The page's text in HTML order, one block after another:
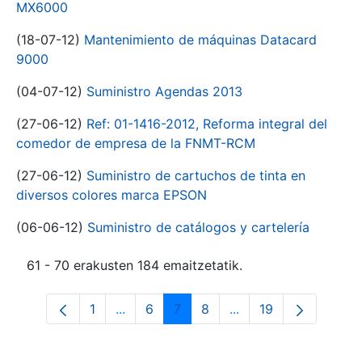
MX6000
(18-07-12) Mantenimiento de máquinas Datacard
9000
(04-07-12) Suministro Agendas 2013
(27-06-12) Ref: 01-1416-2012, Reforma integral del
comedor de empresa de la FNMT-RCM
(27-06-12) Suministro de cartuchos de tinta en
diversos colores marca EPSON
(06-06-12) Suministro de catálogos y cartelería
61 - 70 erakusten 184 emaitzetatik.
Orrialdea
1 ...Intermediate Pages Use TAB to
Orrialdea
6 Orrialdea
7 Orrialdea
8 ...Intermediate Pages
Orrialdea
19